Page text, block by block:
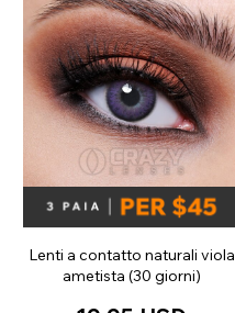
Lenti a contatto naturali viola
ametista (30 giorni)